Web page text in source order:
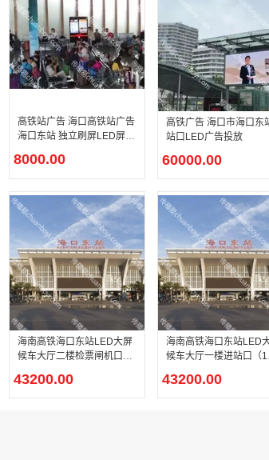
高铁站广告 海口高铁站广告
海口东站 独立刷屏LED屏幕
8000.00
高铁广告 海口市海口东
站口LED广告投放
60000.00
海南高铁海口东站LED大屏
候车大厅二楼检票闸机口
43200.00
海南高铁海口东站LED
候车大厅一楼进站口（1
43200.00